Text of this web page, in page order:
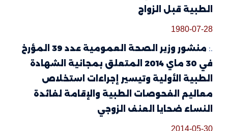
الطبية قبل الزواج
1980-07-28
منشور وزير الصحة العمومية عدد 39 المؤرخ
في 30 ماي 2014 المتعلق بمجانية الشهادة
الطبية الأولية وتيسير إجراءات استخلاص
معاليم الفحوصات الطبية والإقامة لفائدة
النساء ضحايا العنف الزوجي
2014-05-30